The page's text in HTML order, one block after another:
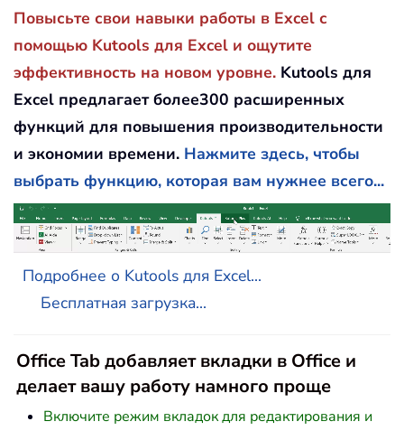
Повысьте свои навыки работы в Excel с
помощью Kutools для Excel и ощутите
эффективность на новом уровне. Kutools для
Excel предлагает более300 расширенных
функций для повышения производительности
и экономии времени. Нажмите здесь, чтобы
выбрать функцию, которая вам нужнее всего...
Подробнее о Kutools для Excel...
Бесплатная загрузка...
Office Tab добавляет вкладки в Office и
делает вашу работу намного проще
Включите режим вкладок для редактирования и